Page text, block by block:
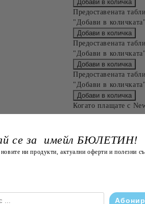
Предоставената
"Добави в
Предоставената
"Добави в
Предоставената
"Добави в
Когато плащате с
и разполагате с три
Отложено до 30 дни
стойност до 400 лв. /
Плащане на 4
Останалата сума се
Плащане на 6
оскъпяване. За
се за имейл БЮЛЕТИН!
ни продукти, актуални оферти и полезни